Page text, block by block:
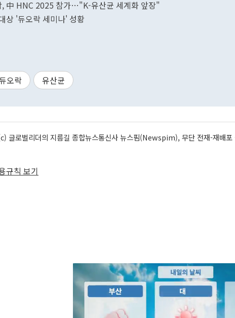
, 中 HNC 2025 참가…"K-유산균 세계화 앞장"
상 '듀오락 세미나' 성황
오락 유산균
글로벌리더의 지름길 종합뉴스통신사 뉴스핌(Newspim), 무단 전재-재배포
규칙 보기